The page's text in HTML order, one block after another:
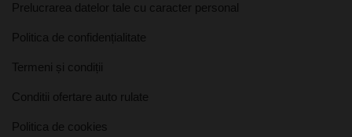
Prelucrarea datelor tale cu caracter personal
Politica de confidențialitate
Termeni și condiții
Conditii ofertare auto rulate
Politica de cookies